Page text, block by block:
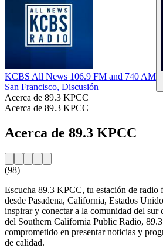
KCBS All News 106.9 FM and 740 AM
San Francisco, Discusión
Acerca de 89.3 KPCC
Acerca de 89.3 KPCC
Acerca de 89.3 KPCC
(98)
Escucha 89.3 KPCC, tu estación de radio
desde Pasadena, California, Estados
inspirar y conectar a la comunidad del
del Southern California Public Radio,
comprometido en presentar noticias y
de calidad.